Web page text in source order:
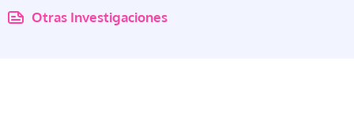
Otras Investigaciones